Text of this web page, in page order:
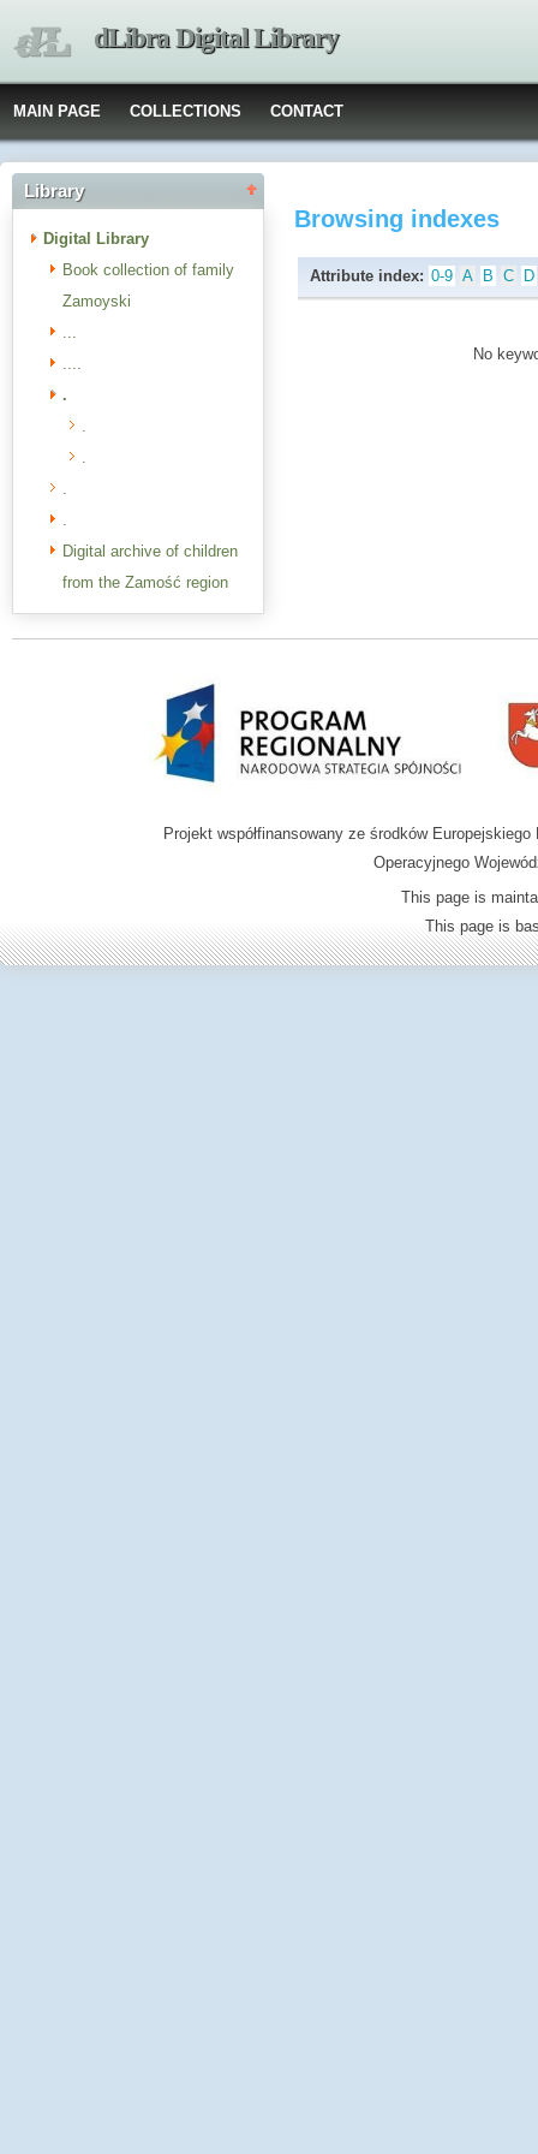
dLibra Digital Library
MAIN PAGE COLLECTIONS CONTACT
Library
Digital Library
Book collection of family
Zamoyski
...
....
.
.
.
.
.
Digital archive of children
from the Zamość region
Browsing indexes
Attribute index: 0-9 A B C D
No
Projekt współfinansowany ze środków
Operacyjnego
This page is
This page is